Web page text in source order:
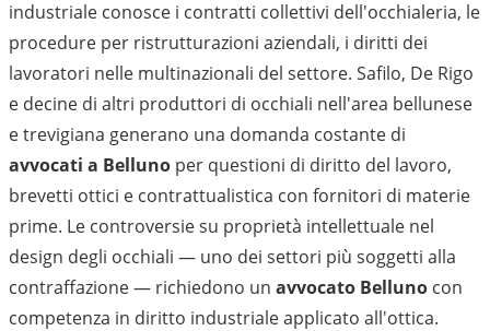
industriale conosce i contratti collettivi dell'occhialeria, le
procedure per ristrutturazioni aziendali, i diritti dei
lavoratori nelle multinazionali del settore. Safilo, De Rigo
e decine di altri produttori di occhiali nell'area bellunese
e trevigiana generano una domanda costante di
avvocati a Belluno per questioni di diritto del lavoro,
brevetti ottici e contrattualistica con fornitori di materie
prime. Le controversie su proprietà intellettuale nel
design degli occhiali — uno dei settori più soggetti alla
contraffazione — richiedono un avvocato Belluno con
competenza in diritto industriale applicato all'ottica.